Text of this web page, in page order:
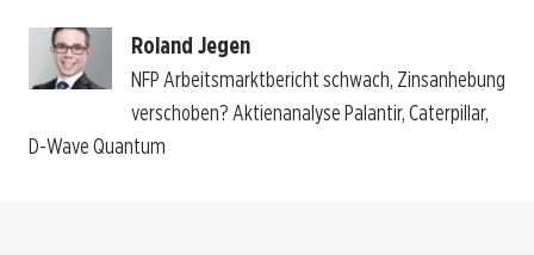
Roland Jegen
NFP Arbeitsmarktbericht schwach, Zinsanhebung
verschoben? Aktienanalyse Palantir, Caterpillar,
D-Wave Quantum